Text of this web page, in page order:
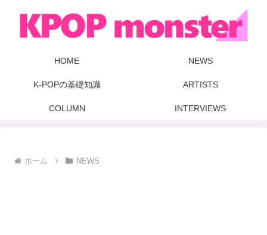
HOME NEWS
K-POPの基礎知識 ARTISTS
COLUMN INTERVIEWS
ホーム NEWS